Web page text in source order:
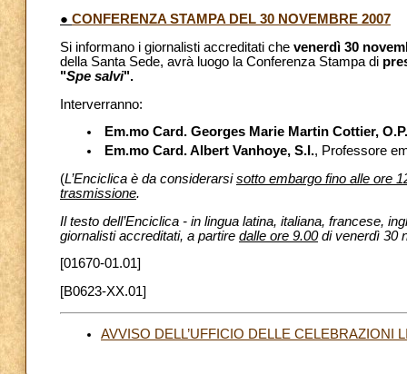
● CONFERENZA STAMPA DEL 30 NOVEMBRE 2007
Si informano i giornalisti accreditati che venerdì 30
della Santa Sede, avrà luogo la Conferenza Stampa di
"Spe salvi".
Interverranno:
Em.mo Card. Georges Marie Martin Cottier, O.P.
Em.mo Card. Albert Vanhoye, S.I., Professore
(L’Enciclica è da considerarsisotto embargo fino alle ore
trasmissione.
Il testo dell’Enciclica - in lingua latina, italiana, francese,
giornalisti accreditati, a partire dalle ore 9.00di venerdì 30
[01670-01.01]
[B0623-XX.01]
AVVISO DELL’UFFICIO DELLE CELEBRAZIONI